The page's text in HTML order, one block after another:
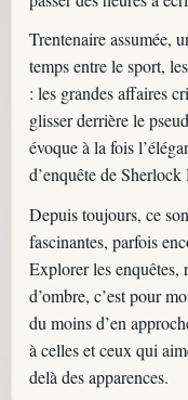
Trentenaire assumée,
temps entre le sport,
: les grandes affaires
glisser derrière le
évoque à la fois
d’enquête de Sherlock
Depuis toujours, ce
fascinantes, parfois
Explorer les enquêtes,
d’ombre, c’est pour
du moins d’en
à celles et ceux qui
delà des apparences.